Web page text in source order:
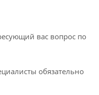
вас вопрос по
обязательно